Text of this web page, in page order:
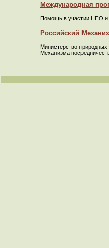
Международная
Помощь в участии НПО и
Российский
Министерство
Механизма